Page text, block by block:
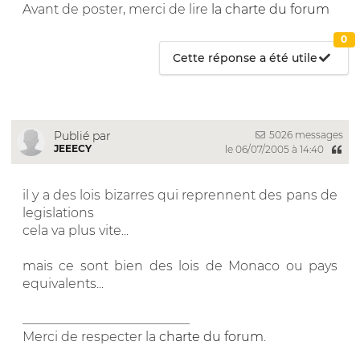
Avant de poster, merci de lire la charte du forum
Cette réponse a été utile
0
Publié par
JEEECY
5026 messages
le 06/07/2005 à 14:40
il y a des lois bizarres qui reprennent des pans de
legislations
cela va plus vite...
mais ce sont bien des lois de Monaco ou pays
equivalents...
Merci de respecter la charte du forum